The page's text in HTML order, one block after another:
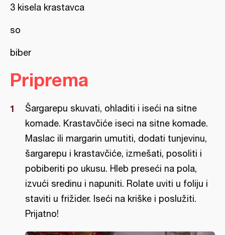
3 kisela krastavca
so
biber
Priprema
Šargarepu skuvati, ohladiti i iseći na sitne
komade. Krastavčiće iseci na sitne komade.
Maslac ili margarin umutiti, dodati tunjevinu,
šargarepu i krastavčiće, izmešati, posoliti i
pobiberiti po ukusu. Hleb preseći na pola,
izvući sredinu i napuniti. Rolate uviti u foliju i
staviti u frižider. Iseći na kriške i poslužiti.
Prijatno!